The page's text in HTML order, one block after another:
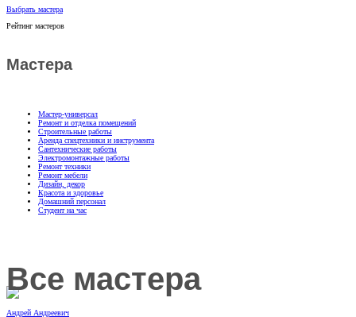
Выбрать мастера
Рейтинг мастеров
Мастера
Мастер-универсал
Ремонт и отделка помещений
Строительные работы
Аренда спецтехники и инструмента
Сантехнические работы
Электромонтажные работы
Ремонт техники
Ремонт мебели
Дизайн, декор
Красота и здоровье
Домашний персонал
Студент на час
Все мастера
Андрей Андреевич